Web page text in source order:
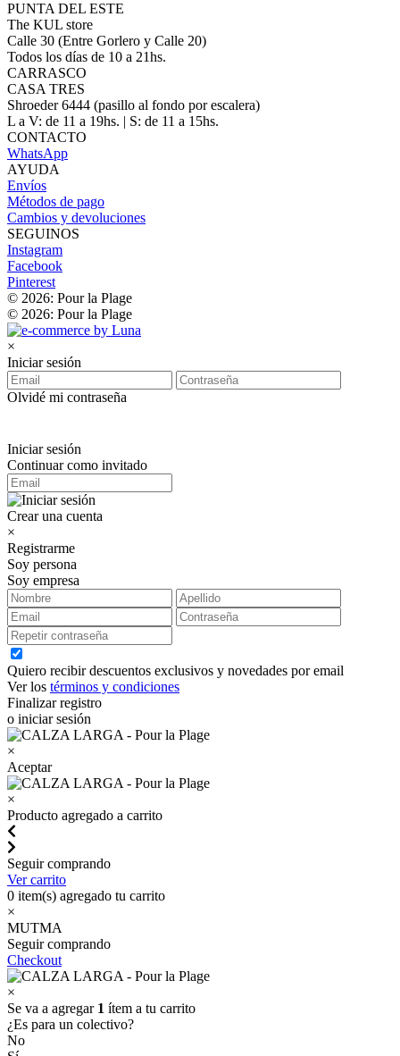
PUNTA DEL ESTE
The KUL store
Calle 30 (Entre Gorlero y Calle 20)
Todos los días de 10 a 21hs.
CARRASCO
CASA TRES
Shroeder 6444 (pasillo al fondo por escalera)
L a V: de 11 a 19hs. | S: de 11 a 15hs.
CONTACTO
WhatsApp
AYUDA
Envíos
Métodos de pago
Cambios y devoluciones
SEGUINOS
Instagram
Facebook
Pinterest
© 2026: Pour la Plage
© 2026: Pour la Plage
×
Iniciar sesión
Olvidé mi contraseña
Iniciar sesión
Continuar como invitado
Crear una cuenta
×
Registrarme
Soy persona
Soy empresa
Quiero recibir descuentos exclusivos y novedades por email
Ver los términos y condiciones
Finalizar registro
o iniciar sesión
×
Aceptar
×
Producto agregado a carrito
Seguir comprando
Ver carrito
0 item(s) agregado tu carrito
×
MUTMA
Seguir comprando
Checkout
×
Se va a agregar 1 ítem a tu carrito
¿Es para un colectivo?
No